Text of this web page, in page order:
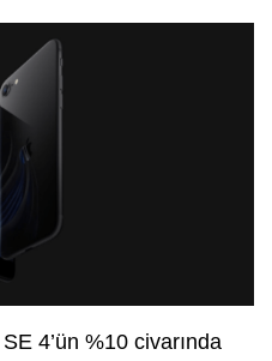
4’ün %10 civarında